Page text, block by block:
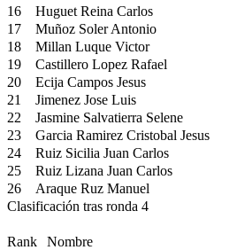
16
Huguet Reina Carlos
17
Muñoz Soler Antonio
18
Millan Luque Victor
19
Castillero Lopez Rafael
20
Ecija Campos Jesus
21
Jimenez Jose Luis
22
Jasmine Salvatierra Selene
23
Garcia Ramirez Cristobal Jesus
24
Ruiz Sicilia Juan Carlos
25
Ruiz Lizana Juan Carlos
26
Araque Ruz Manuel
Clasificación tras ronda 4
Rank Nombre